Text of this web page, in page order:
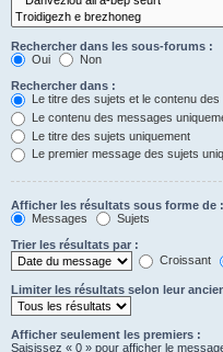
Rechercher dans les sous-forums :
Oui
Non
Rechercher dans :
Le titre des sujets et le contenu
Le contenu des messages
Le titre des sujets uniquement
Le premier message des sujets
Afficher les résultats sous forme de :
Messages
Sujets
Trier les résultats par :
Croissant
Limiter les résultats selon leur
Afficher seulement les premiers :
Saisissez « 0 » pour afficher le